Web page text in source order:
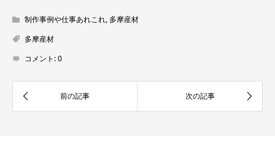
制作事例や仕事あれこれ, 多摩産材
多摩産材
コメント:0